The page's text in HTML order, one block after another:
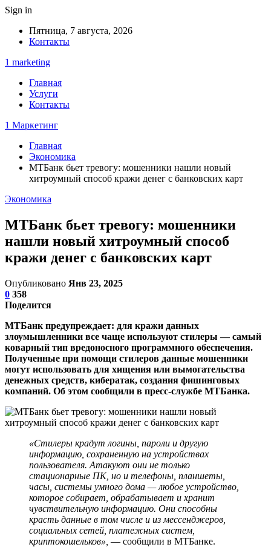
Sign in
Пятница, 7 августа, 2026
Контакты
1 marketing
Главная
Услуги
Контакты
1 Маркетинг
Главная
Экономика
МТБанк бьет тревогу: мошенники нашли новый
хитроумный способ кражи денег с банковских карт
Экономика
МТБанк бьет тревогу: мошенники
нашли новый хитроумный способ
кражи денег с банковских карт
Опубликовано Янв 23, 2025
0 358
Поделится
МТБанк предупреждает: для кражи данных
злоумышленники все чаще используют стилеры — самый
коварный тип вредоносного программного обеспечения.
Полученные при помощи стилеров данные мошенники
могут использовать для хищения или вымогательства
денежных средств, кибератак, создания фишинговых
компаний. Об этом сообщили в пресс-службе МТБанка.
«Стилеры крадут логины, пароли и другую
информацию, сохраненную на устройствах
пользователя. Атакуют они не только
стационарные ПК, но и телефоны, планшеты,
часы, системы умного дома — любое устройство,
которое собирает, обрабатывает и хранит
чувствительную информацию. Они способны
красть данные в том числе и из мессенджеров,
социальных сетей, платежных систем,
криптокошельков», — сообщили в МТБанке.